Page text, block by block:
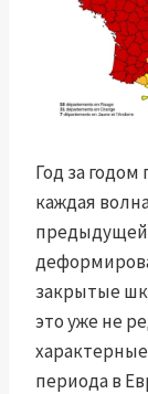
Год за
каждая
закрытые
это уже не
периода в